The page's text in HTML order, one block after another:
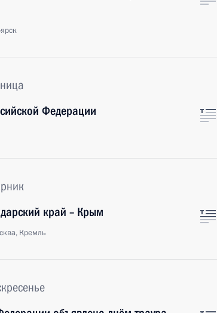
Федерации
край – Крым
Кремль